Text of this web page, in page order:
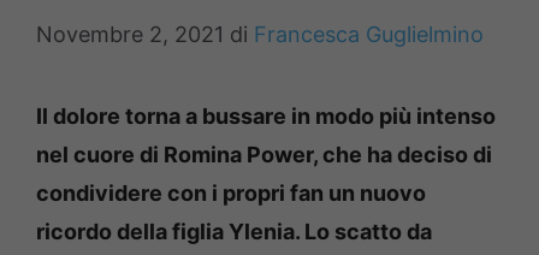
Novembre 2, 2021 di Francesca Guglielmino
Il dolore torna a bussare in modo più intenso
nel cuore di Romina Power, che ha deciso di
condividere con i propri fan un nuovo
ricordo della figlia Ylenia. Lo scatto da